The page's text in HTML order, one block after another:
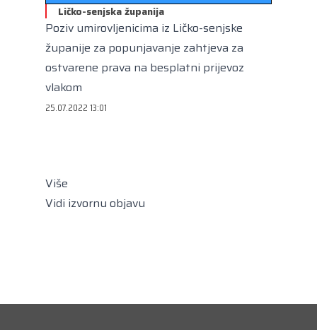
Europe
Europski odbor regija
Ličko-senjska županija
Poziv umirovljenicima iz Ličko-senjske
županije za popunjavanje zahtjeva za
ostvarene prava na besplatni prijevoz
vlakom
25.07.2022 13:01
Više
Vidi izvornu objavu